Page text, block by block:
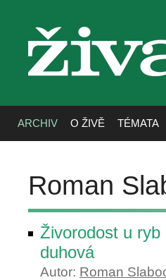
živa
ARCHIV O ŽIVĚ TÉMATA
Roman
Živorodost u
duhová
Autor: Roman